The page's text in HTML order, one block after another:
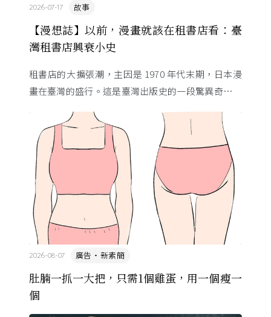
【漫想誌】以前，漫畫就該在租書店看：臺
灣租書店興衰小史
故事
2026-07-17
租書店的大擴張潮，主因是 1970 年代末期，日本漫
畫在臺灣的盛行。這是臺灣出版史的一段驚異奇航。
的協定保護 ...
肚腩一抓一大把，只需1個雞蛋，用一個瘦一
個
廣告・新素簡
2026-08-07